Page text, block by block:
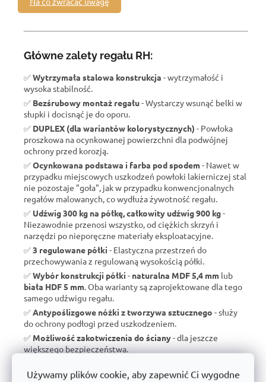
Używamy plików cookie, aby zapewnić Ci wygodne
Główne zalety regału RH:
✅Wytrzymała stalowa konstrukcja - wytrzymałość i
wysoka stabilność.
✅ Bezśrubowy montaż regału- Wystarczy wsunąć belki w
słupki i docisnąć je do oporu.
✅ DUPLEX (dla wariantów kolorystycznych) - Powłoka
proszkowa na ocynkowanej powierzchni dla podwójnej
ochrony przed korozją.
✅Ocynkowana podstawa i farba pod spodem- Nawet w
przypadku miejscowych uszkodzeń powłoki lakierniczej stal
nie pozostaje "goła", jak w przypadku konwencjonalnych
regałów malowanych, co wydłuża żywotność regału.
✅ Udźwig 300 kg na półkę, całkowity udźwig 900 kg-
Niezawodnie przenosi wszystko, od ciężkich skrzyń i
narzędzi po nieporęczne materiały eksploatacyjne.
✅3 regulowane półki - Elastyczna przestrzeń do
przechowywania z regulowaną wysokością półki.
✅Wybór konstrukcji półki - naturalna MDF 5,4 mm lub
biała HDF 5 mm . Oba warianty są zaprojektowane dla tego
samego udźwigu regału.
✅ Antypoślizgowe nóżki z tworzywa sztucznego - służy
do ochrony podłogi przed uszkodzeniem.
✅ Możliwość zakotwiczenia do ściany- dla jeszcze
większego bezpieczeństwa.
wsparcie dla czeskiej produkcji.